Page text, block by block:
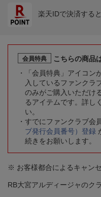
楽天IDで決済すると
会員特典
こちらの商品
「会員特典」アイコ
入しているファンクラ
のみがご購入いただけ
るアイテムです。詳し
い。
すでにファンクラブ会
ブ発行会員番号）登録
続きをお願いします。
※ お客様都合によるキャン
RB大宮アルディージャのク